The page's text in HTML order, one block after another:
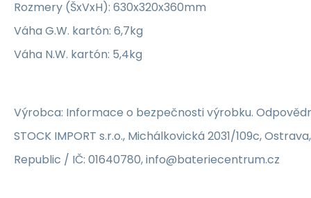
Rozmery (ŠxVxH): 630x320x360mm
Váha G.W. kartón: 6,7kg
Váha N.W. kartón: 5,4kg
Výrobca: Informace o bezpečnosti výrobku.
STOCK IMPORT s.r.o., Michálkovická 2031/109c,
Republic / IČ: 01640780, info@bateriecentrum.cz